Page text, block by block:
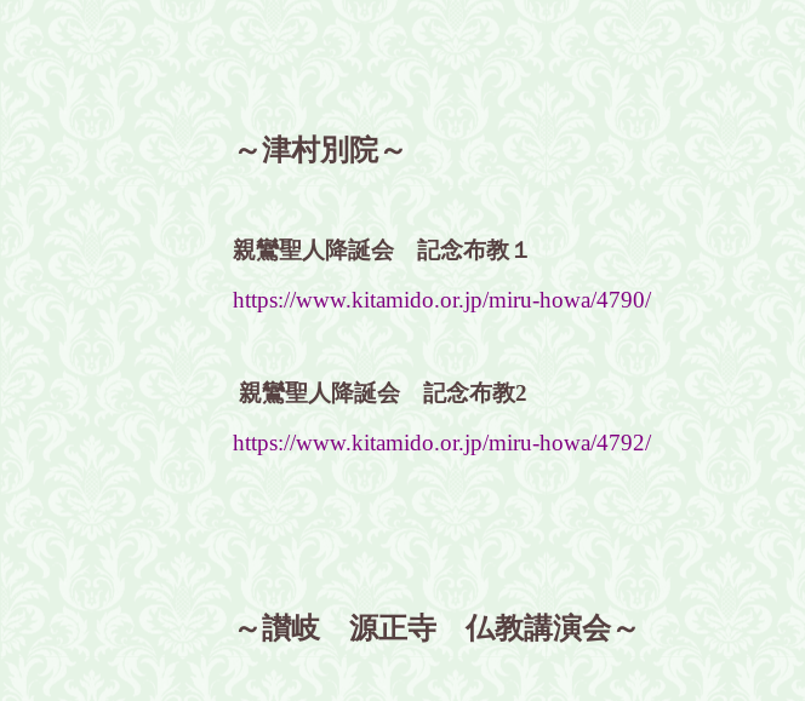
～津村別院～
親鸞聖人降誕会 記念布教１
https://www.kitamido.or.jp/miru-howa/4790/
親鸞聖人降誕会 記念布教2
https://www.kitamido.or.jp/miru-howa/4792/
～讃岐 源正寺 仏教講演会～